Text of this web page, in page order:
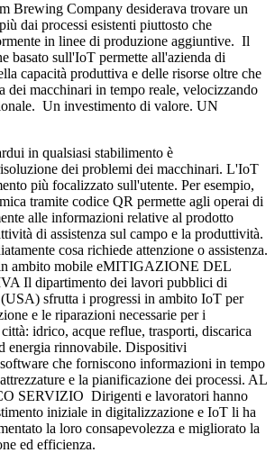
Brewing Company desiderava trovare un
dai processi esistenti piuttosto che
in linee di produzione aggiuntive. Il
basato sull'IoT permette all'azienda di
capacità produttiva e delle risorse oltre che
dei macchinari in tempo reale, velocizzando
Un investimento di valore. UN
in qualsiasi stabilimento è
dei problemi dei macchinari. L'IoT
più focalizzato sull'utente. Per esempio,
tramite codice QR permette agli operai di
alle informazioni relative al prodotto
di assistenza sul campo e la produttività.
cosa richiede attenzione o assistenza.
ambito mobile eMITIGAZIONE DEL
Il dipartimento dei lavori pubblici di
sfrutta i progressi in ambito IoT per
e le riparazioni necessarie per i
idrico, acque reflue, trasporti, discarica
energia rinnovabile. Dispositivi
che forniscono informazioni in tempo
e la pianificazione dei processi. AL
SERVIZIO Dirigenti e lavoratori hanno
iniziale in digitalizzazione e IoT li ha
la loro consapevolezza e migliorato la
ed efficienza.